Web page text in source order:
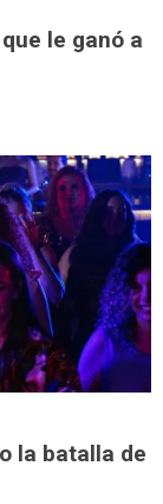
le ganó a
la batalla de